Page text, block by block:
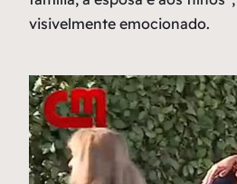
visivelmente emocionado.